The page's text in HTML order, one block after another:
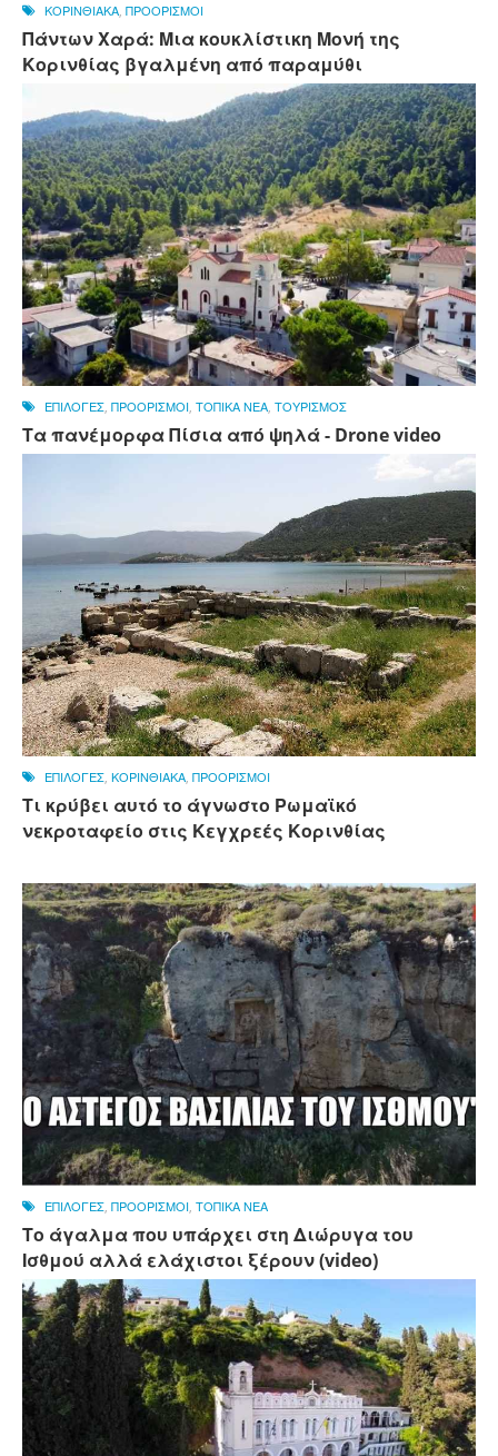
ΚΟΡΙΝΘΙΑΚΑ ΠΡΟΟΡΙΣΜΟΙ
Πάντων Χαρά: Μια κουκλίστικη Μονή της
Κορινθίας βγαλμένη από παραμύθι
ΕΠΙΛΟΓΕΣ ΠΡΟΟΡΙΣΜΟΙ ΤΟΠΙΚΑ ΝΕΑ ΤΟΥΡΙΣΜΟΣ
Τα πανέμορφα Πίσια από ψηλά - Drone video
ΕΠΙΛΟΓΕΣ ΚΟΡΙΝΘΙΑΚΑ ΠΡΟΟΡΙΣΜΟΙ
Τι κρύβει αυτό το άγνωστο Ρωμαϊκό
νεκροταφείο στις Κεγχρεές Κορινθίας
ΕΠΙΛΟΓΕΣ ΠΡΟΟΡΙΣΜΟΙ ΤΟΠΙΚΑ ΝΕΑ
Το άγαλμα που υπάρχει στη Διώρυγα του
Ισθμού αλλά ελάχιστοι ξέρουν (video)